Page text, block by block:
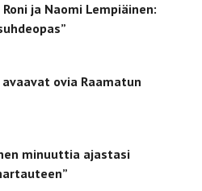
ja Naomi Lempiäinen:
ovia Raamatun
minuuttia ajastasi